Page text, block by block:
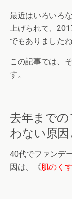
最近はいろいろ
上げられて、
でもありましたね
この記事では、
す。
去年まで
わない原因
40代でファンデ
因は、《肌のく